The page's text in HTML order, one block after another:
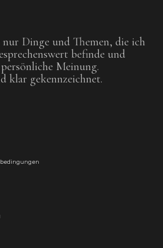
nur Dinge und Themen, die ich
befinde und
Meinung.
klar gekennzeichnet.